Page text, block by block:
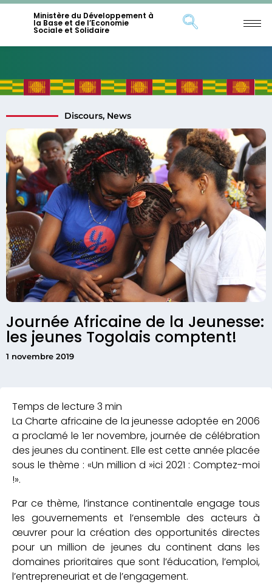
Ministère du Développement à
la Base et de l’Economie
Sociale et Solidaire
Journée Africaine de la Jeunesse:
les jeunes Togolais comptent!
1 novembre 2019
Discours, News
La Charte africaine de la jeunesse adoptée en 2006
a proclamé le 1er novembre, journée de célébration
des jeunes du continent. Elle est cette année placée
sous le thème : «Un million d »ici 2021 : Comptez-moi
!».
Par ce thème, l’instance continentale engage tous
les gouvernements et l’ensemble des acteurs à
œuvrer pour la création des opportunités directes
pour un million de jeunes du continent dans les
domaines prioritaires que sont l’éducation, l’emploi,
l’entrepreneuriat et de l’engagement.